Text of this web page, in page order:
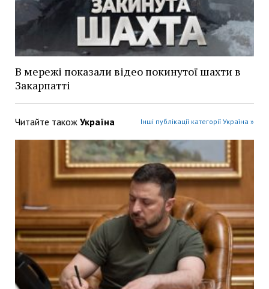
В мережі показали відео покинутої шахти в
Закарпатті
Читайте також Україна Інші публікації категорії Україна »